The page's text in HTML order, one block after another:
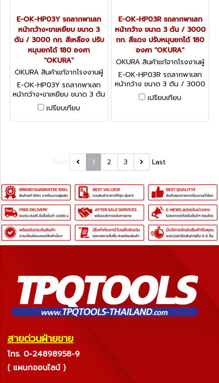
E-OK-HP03Y รถลากพาเลท
หน้ากว้าง+ขาเหยียบ ขนาด 3
ตัน / 3000 กก. สีเหลือง ปรับ
หมุนยกได้ 180 องศา
"OKURA"
OKURA สินค้าแท้จากโรงงานผู้
ผลิต E-OK-HP03Y
E-OK-HP03Y รถลากพาเลท
หน้ากว้าง+ขาเหยียบ ขนาด 3 ตัน
/ 3000 กก. สีเหลือง ปรับหมุน
ยกได้ 180 องศา "OKURA"
เปรียบเทียบ
E-OK-HP03R รถลากพาเลท
หน้ากว้าง ขนาด 3 ตัน / 3000
กก. สีแดง ปรับหมุนยกได้ 180
องศา "OKURA"
OKURA สินค้าแท้จากโรงงานผู้
ผลิต E-OK-HP03R
E-OK-HP03R รถลากพาเลท
หน้ากว้าง ขนาด 3 ตัน / 3000
กก. สีแดง ปรับหมุนยกได้ 180
องศา "OKURA"
เปรียบเทียบ
1 2 3 Last
สายด่วนฝ่ายขาย
โทร. 0-24898958-9
( แผนกออนไลน์ )